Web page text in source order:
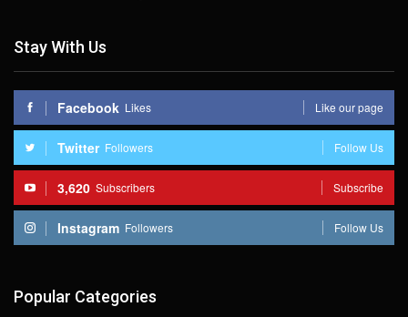
Stay With Us
Facebook Likes Like our page
Twitter Followers Follow Us
3,620 Subscribers Subscribe
Instagram Followers Follow Us
Popular Categories